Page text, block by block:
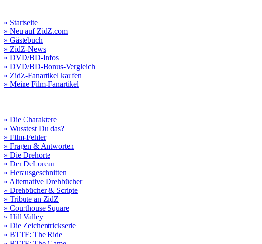
» Startseite
» Neu auf ZidZ.com
» Gästebuch
» ZidZ-News
» DVD/BD-Infos
» DVD/BD-Bonus-Vergleich
» ZidZ-Fanartikel kaufen
» Meine Film-Fanartikel
» Die Charaktere
» Wusstest Du das?
» Film-Fehler
» Fragen & Antworten
» Die Drehorte
» Der DeLorean
» Herausgeschnitten
» Alternative Drehbücher
» Drehbücher & Scripte
» Tribute an ZidZ
» Courthouse Square
» Hill Valley
» Die Zeichentrickserie
» BTTF: The Ride